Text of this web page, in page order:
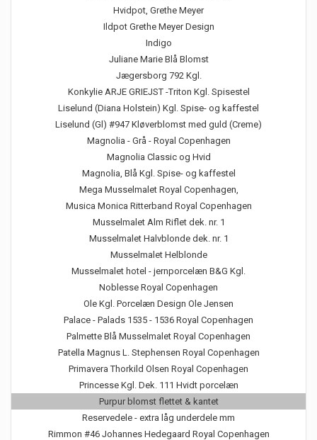
Hvidpot, Grethe Meyer
Ildpot Grethe Meyer Design
Indigo
Juliane Marie Blå Blomst
Jægersborg 792 Kgl.
Konkylie ARJE GRIEJST -Triton Kgl. Spisestel
Liselund (Diana Holstein) Kgl. Spise- og kaffestel
Liselund (Gl) #947 Kløverblomst med guld (Creme)
Magnolia - Grå - Royal Copenhagen
Magnolia Classic og Hvid
Magnolia, Blå Kgl. Spise- og kaffestel
Mega Musselmalet Royal Copenhagen,
Musica Monica Ritterband Royal Copenhagen
Musselmalet Alm Riflet dek. nr. 1
Musselmalet Halvblonde dek. nr. 1
Musselmalet Helblonde
Musselmalet hotel - jernporcelæn B&G Kgl.
Noblesse Royal Copenhagen
Ole Kgl. Porcelæn Design Ole Jensen
Palace - Palads 1535 - 1536 Royal Copenhagen
Palmette Blå Musselmalet Royal Copenhagen
Patella Magnus L. Stephensen Royal Copenhagen
Primavera Thorkild Olsen Royal Copenhagen
Princesse Kgl. Dek. 111 Hvidt porcelæn
Purpur blomst flettet & kantet
Reservedele - extra låg underdele mm
Rimmon #46 Johannes Hedegaard Royal Copenhagen